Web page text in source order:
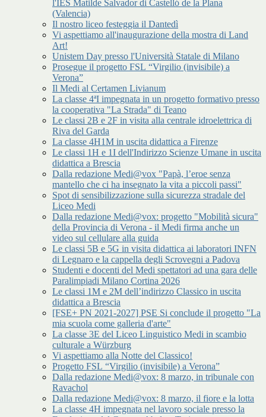
l'IES Matilde Salvador di Castelló de la Plana
(Valencia)
Il nostro liceo festeggia il Dantedì
Vi aspettiamo all'inaugurazione della mostra di Land
Art!
Unistem Day presso l'Università Statale di Milano
Prosegue il progetto FSL “Virgilio (invisibile) a
Verona”
Il Medi al Certamen Livianum
La classe 4ªI impegnata in un progetto formativo presso
la cooperativa "La Strada" di Teano
Le classi 2B e 2F in visita alla centrale idroelettrica di
Riva del Garda
La classe 4H1M in uscita didattica a Firenze
Le classi 1H e 1I dell'Indirizzo Scienze Umane in uscita
didattica a Brescia
Dalla redazione Medi@vox "Papà, l’eroe senza
mantello che ci ha insegnato la vita a piccoli passi"
Spot di sensibilizzazione sulla sicurezza stradale del
Liceo Medi
Dalla redazione Medi@vox: progetto "Mobilità sicura"
della Provincia di Verona - il Medi firma anche un
video sul cellulare alla guida
Le classi 5B e 5G in visita didattica ai laboratori INFN
di Legnaro e la cappella degli Scrovegni a Padova
Studenti e docenti del Medi spettatori ad una gara delle
Paralimpiadi Milano Cortina 2026
Le classi 1M e 2M dell’indirizzo Classico in uscita
didattica a Brescia
[FSE+ PN 2021-2027] PSE Si conclude il progetto "La
mia scuola come galleria d'arte"
La classe 3E del Liceo Linguistico Medi in scambio
culturale a Würzburg
Vi aspettiamo alla Notte del Classico!
Progetto FSL “Virgilio (invisibile) a Verona”
Dalla redazione Medi@vox: 8 marzo, in tribunale con
Ravachol
Dalla redazione Medi@vox: 8 marzo, il fiore e la lotta
La classe 4H impegnata nel lavoro sociale presso la